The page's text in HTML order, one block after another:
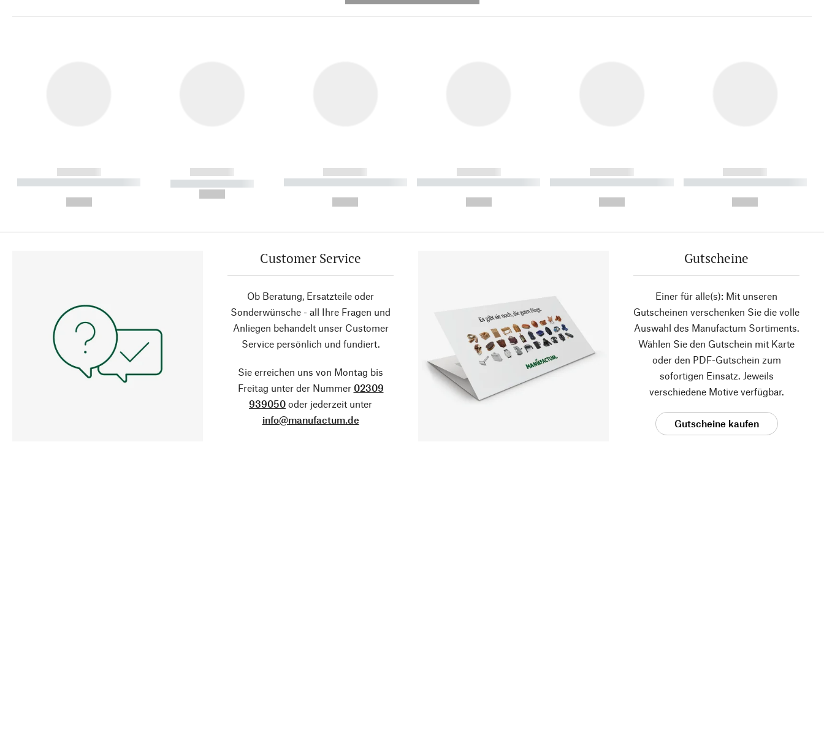
------------
----------- ----------- ----------
------------
----------- -----------
------------
----------- ----------- ----------
------------
----------- ----------- ----------
------------
----------- ----------- ----------
------------
----------- ----------- ----------
Customer Service
Ob Beratung, Ersatzteile oder
Sonderwünsche - all Ihre Fragen und
Anliegen behandelt unser Customer
Service persönlich und fundiert.
Sie erreichen uns von Montag bis
Freitag unter der Nummer 02309
939050 oder jederzeit unter
info@manufactum.de
Gutscheine
Einer für alle(s): Mit unseren
Gutscheinen verschenken Sie die volle
Auswahl des Manufactum Sortiments.
Wählen Sie den Gutschein mit Karte
oder den PDF-Gutschein zum
sofortigen Einsatz. Jeweils
verschiedene Motive verfügbar.
Gutscheine kaufen